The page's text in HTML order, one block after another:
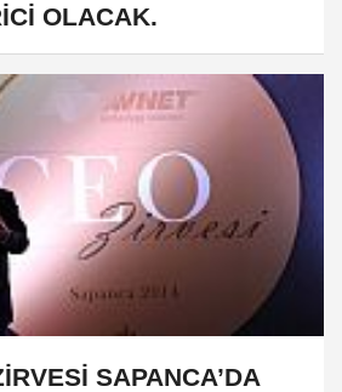
OLACAK.
SAPANCA’DA